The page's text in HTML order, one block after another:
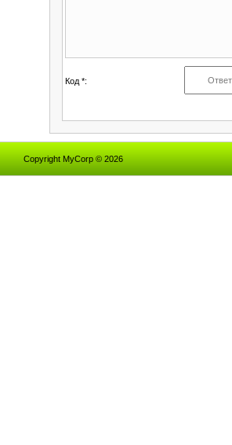
Код *:
Copyright MyCorp © 2026